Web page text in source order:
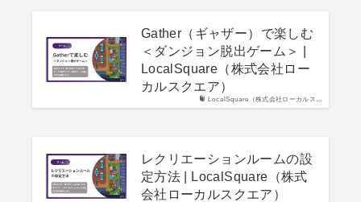
LocalSquare（株式会社ローカルス…
Gather（ギャザー）で楽しむ
＜ダンジョン脱出ゲーム＞ |
LocalSquare（株式会社ロー
カルスクエア）
レクリエーションルームの設
定方法 | LocalSquare（株式
会社ローカルスクエア）